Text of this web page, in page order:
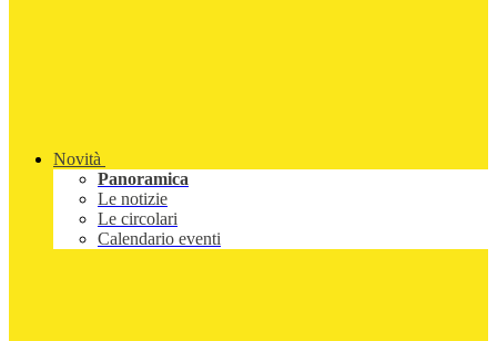
Novità
Panoramica
Le notizie
Le circolari
Calendario eventi